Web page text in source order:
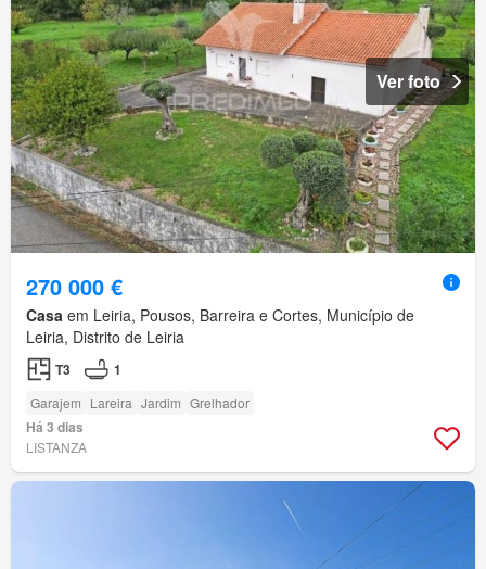
Ver foto
270 000 €
Casa em Leiria, Pousos, Barreira e Cortes, Município de
Leiria, Distrito de Leiria
T3 1
Garajem Lareira Jardim Grelhador
Há 3 dias
LISTANZA